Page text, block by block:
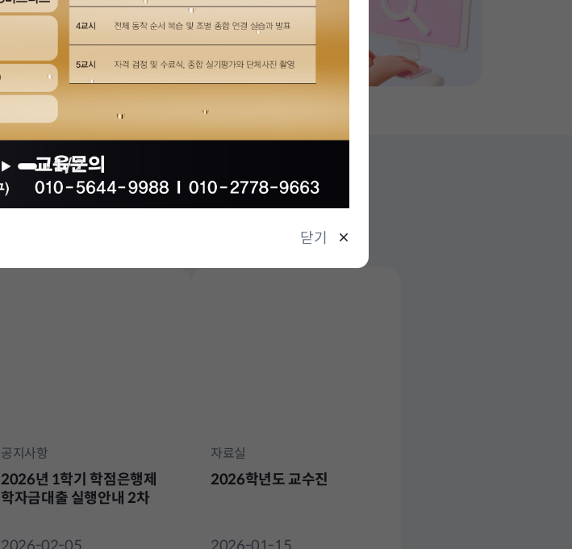
공지사항
2026년 1학기 학점은행제
학자금대출 실행안내 2차
자료실
2026학년도 교수진
재
생
1/2
닫기